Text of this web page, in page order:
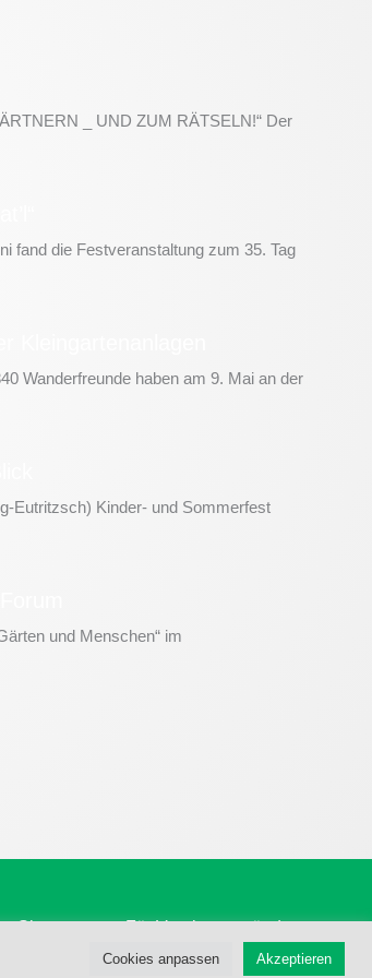
_ UND ZUM RÄTSELN!“ Der
fand die Festveranstaltung zum 35. Tag
Wanderfreunde haben am 9. Mai an der
Eutritzsch) Kinder- und Sommerfest
und Menschen“ im
Sitemap Für Vereinsvorstände
Cookies anpassen Akzeptieren